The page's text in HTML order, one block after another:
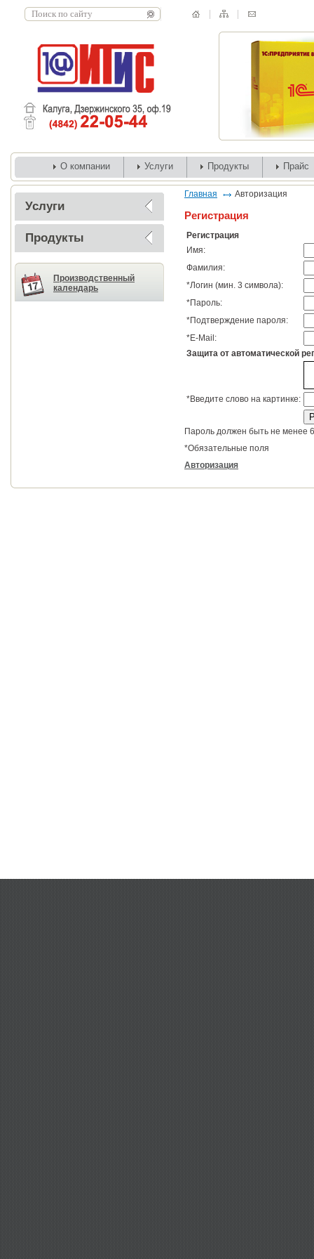
О компании Услуги Продукты Прайс
Услуги
Продукты
Производственный
календарь
Главная Авторизация
Регистрация
Регистрация
Имя:
Фамилия:
*Логин (мин. 3 символа):
*Пароль:
*Подтверждение пароля:
*E-Mail:
Защита от автоматической
*Введите слово на картинке:
Пароль должен быть не менее
*Обязательные поля
Авторизация